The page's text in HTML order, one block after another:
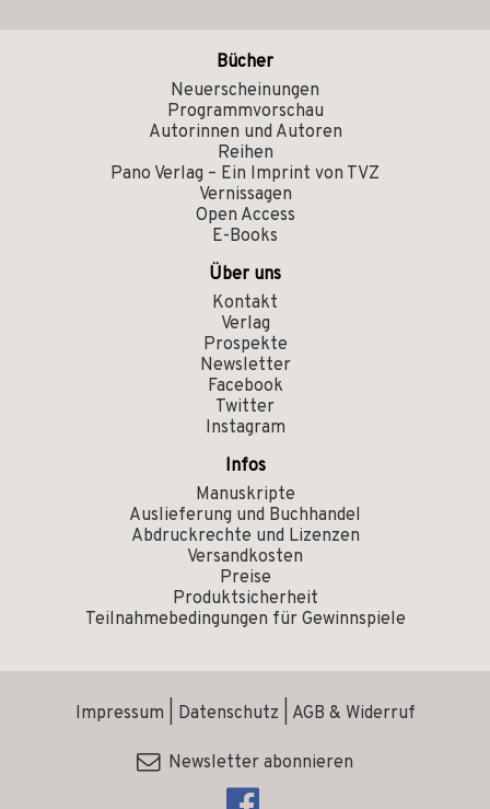
Bücher
Neuerscheinungen
Programmvorschau
Autorinnen und Autoren
Reihen
Pano Verlag – Ein Imprint von TVZ
Vernissagen
Open Access
E-Books
Über uns
Kontakt
Verlag
Prospekte
Newsletter
Facebook
Twitter
Instagram
Infos
Manuskripte
Auslieferung und Buchhandel
Abdruckrechte und Lizenzen
Versandkosten
Preise
Produktsicherheit
Teilnahmebedingungen für Gewinnspiele
Impressum Datenschutz AGB & Widerruf
Newsletter abonnieren